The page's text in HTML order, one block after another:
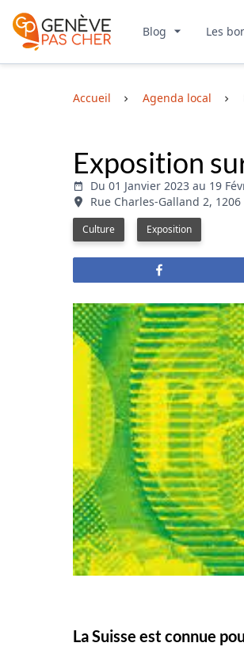
Blog Les
Accueil Agenda local
Exposition
Du 01 Janvier 2023 au 19
Rue Charles-Galland 2,
Culture Exposition
La Suisse est connue